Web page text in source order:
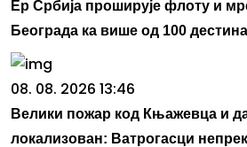
Ер Србија проширује флоту и
Београда ка више од 100
08. 08. 2026 13:46
Велики пожар код Књажевца и
локализован: Ватрогасци